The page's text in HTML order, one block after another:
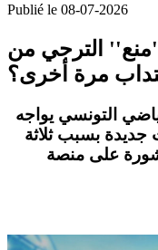
Publié le 08-07-2026
الترجي من
مرة أخرى؟
التونسي يواجه
جديدة بسبب ثلاثة
على منصة